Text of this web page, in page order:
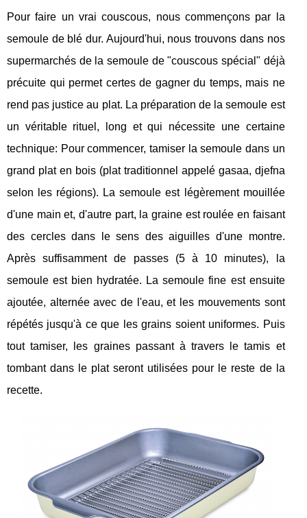
Pour faire un vrai couscous, nous commençons par la
semoule de blé dur. Aujourd'hui, nous trouvons dans nos
supermarchés de la semoule de "couscous spécial" déjà
précuite qui permet certes de gagner du temps, mais ne
rend pas justice au plat. La préparation de la semoule est
un véritable rituel, long et qui nécessite une certaine
technique: Pour commencer, tamiser la semoule dans un
grand plat en bois (plat traditionnel appelé gasaa, djefna
selon les régions). La semoule est légèrement mouillée
d'une main et, d'autre part, la graine est roulée en faisant
des cercles dans le sens des aiguilles d'une montre.
Après suffisamment de passes (5 à 10 minutes), la
semoule est bien hydratée. La semoule fine est ensuite
ajoutée, alternée avec de l'eau, et les mouvements sont
répétés jusqu'à ce que les grains soient uniformes. Puis
tout tamiser, les graines passant à travers le tamis et
tombant dans le plat seront utilisées pour le reste de la
recette.